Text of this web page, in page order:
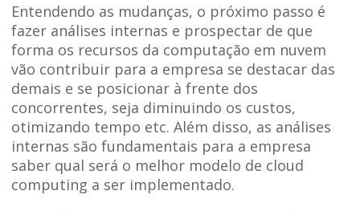
Entendendo as mudanças, o próximo passo é
fazer análises internas e prospectar de que
forma os recursos da computação em nuvem
vão contribuir para a empresa se destacar das
demais e se posicionar à frente dos
concorrentes, seja diminuindo os custos,
otimizando tempo etc. Além disso, as análises
internas são fundamentais para a empresa
saber qual será o melhor modelo de cloud
computing a ser implementado.